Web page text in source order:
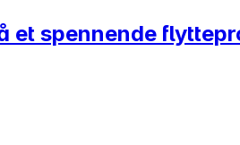
et spennende